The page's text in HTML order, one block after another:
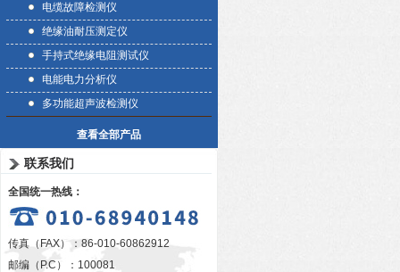
电缆故障检测仪
绝缘油耐压测定仪
手持式绝缘电阻测试仪
电能电力分析仪
多功能超声波检测仪
查看全部产品
联系我们
全国统一热线：
传真（FAX）：86-010-60862912
邮编（P.C）：100081